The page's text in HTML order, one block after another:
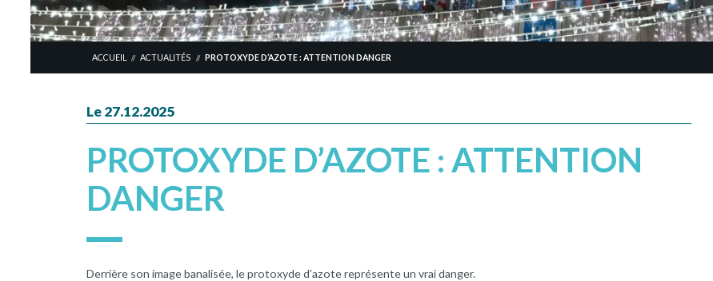
ACCUEIL // ACTUALITÉS // PROTOXYDE D’AZOTE : ATTENTION DANGER
Le 27.12.2025
PROTOXYDE D’AZOTE : ATTENTION
DANGER
Derrière son image banalisée, le protoxyde d’azote représente un vrai danger.